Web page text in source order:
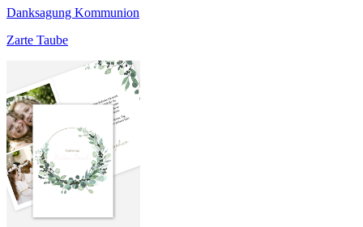
Danksagung Kommunion
Zarte Taube